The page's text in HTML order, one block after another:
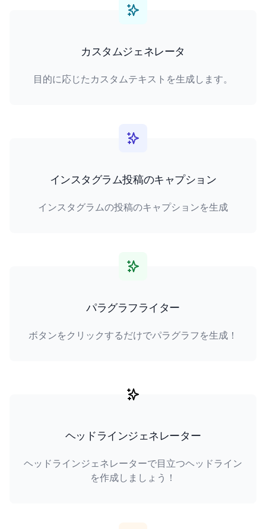
カスタムジェネレータ
目的に応じたカスタムテキストを生成します。
インスタグラム投稿のキャプション
インスタグラムの投稿のキャプションを生成
パラグラフライター
ボタンをクリックするだけでパラグラフを生成！
ヘッドラインジェネレーター
ヘッドラインジェネレーターで目立つヘッドライン
を作成しましょう！